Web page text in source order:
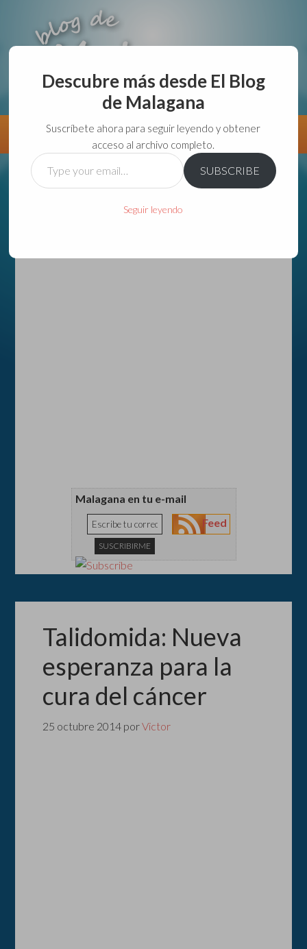
aunque lo haga de malas lo hago....
Información Directorio VivirGuadalajara
Malagana en tu e-mail
Feed
Talidomida: Nueva
esperanza para la
cura del cáncer
25 octubre 2014 porVictor
Descubre más desde El Blog
de Malagana
Suscríbete ahora para seguir leyendo y obtener
acceso al archivo completo.
Type
your
SUBSCRIBE
Seguir leyendo